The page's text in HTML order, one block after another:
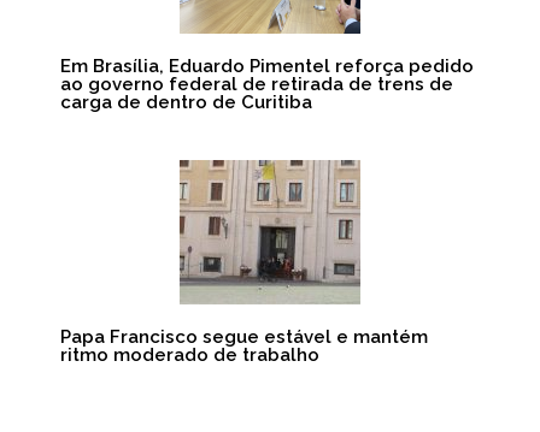
Em Brasília, Eduardo Pimentel reforça pedido
ao governo federal de retirada de trens de
carga de dentro de Curitiba
Papa Francisco segue estável e mantém
ritmo moderado de trabalho